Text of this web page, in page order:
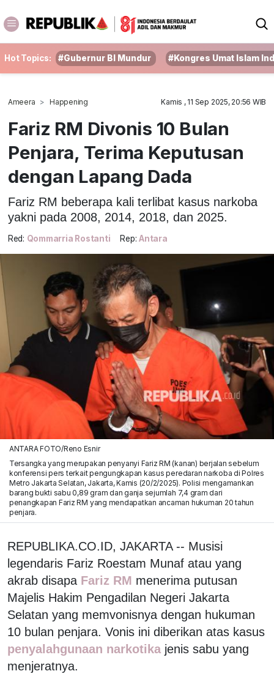
Hot Topics: #Gubernur BI Mundur #Kongres Umat Islam
Ameera Happening Kamis , 11 Sep 2025, 20:56 WIB
Fariz RM Divonis 10 Bulan
Penjara, Terima Keputusan
dengan Lapang Dada
Fariz RM beberapa kali terlibat kasus narkoba
yakni pada 2008, 2014, 2018, dan 2025.
Red: Qommarria Rostanti Rep: Antara
ANTARA FOTO/Reno Esnir
Tersangka yang merupakan penyanyi Fariz RM (kanan) berjalan sebelum
konferensi pers terkait pengungkapan kasus peredaran narkoba di Polres
Metro Jakarta Selatan, Jakarta, Kamis (20/2/2025). Polisi mengamankan
barang bukti sabu 0,89 gram dan ganja sejumlah 7,4 gram dari
penangkapan Fariz RM yang mendapatkan ancaman hukuman 20 tahun
penjara.
REPUBLIKA.CO.ID, JAKARTA -- Musisi
legendaris Fariz Roestam Munaf atau yang
akrab disapa Fariz RM menerima putusan
Majelis Hakim Pengadilan Negeri Jakarta
Selatan yang memvonisnya dengan hukuman
10 bulan penjara. Vonis ini diberikan atas kasus
penyalahgunaan narkotika jenis sabu yang
menjeratnya.